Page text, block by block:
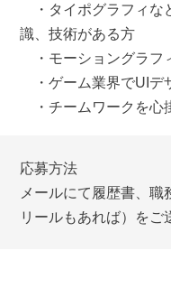
・タイポグラフィな
識、技術がある方
・モーショングラフ
・ゲーム業界でUIデ
・チームワークを心
応募方法
メールにて履歴書、
リールもあれば）をご